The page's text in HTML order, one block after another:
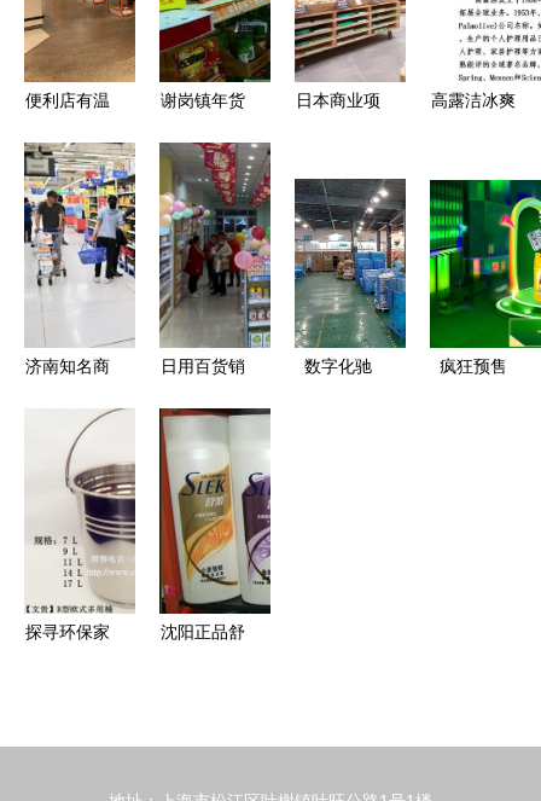
便利店有温
个‘售’也会
温柔点头
谢岗镇年货
让“冒牌
货”无处遁
形，市民放
心“买买买”
日本商业项
场？揭秘其
可借鉴的经
验
高露洁冰爽
批发的品质
之选
济南知名商
商户悉数撤
离，特价最
后捡漏时节
日用百货销
渠道选择与
优化指南
数字化驰
疯狂预售
探寻环保家
沈阳正品舒